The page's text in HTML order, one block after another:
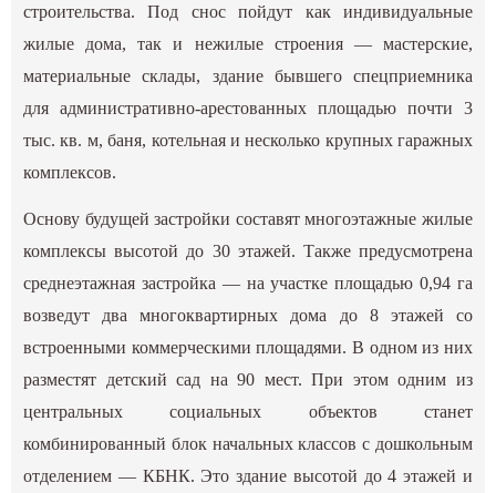
строительства. Под снос пойдут как индивидуальные
жилые дома, так и нежилые строения — мастерские,
материальные склады, здание бывшего спецприемника
для административно-арестованных площадью почти 3
тыс. кв. м, баня, котельная и несколько крупных гаражных
комплексов.
Основу будущей застройки составят многоэтажные жилые
комплексы высотой до 30 этажей. Также предусмотрена
среднеэтажная застройка — на участке площадью 0,94 га
возведут два многоквартирных дома до 8 этажей со
встроенными коммерческими площадями. В одном из них
разместят детский сад на 90 мест. При этом одним из
центральных социальных объектов станет
комбинированный блок начальных классов с дошкольным
отделением — КБНК. Это здание высотой до 4 этажей и